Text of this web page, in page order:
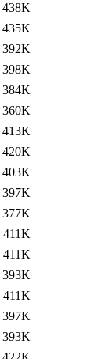
438K
435K
392K
398K
384K
360K
413K
420K
403K
397K
377K
411K
411K
393K
411K
397K
393K